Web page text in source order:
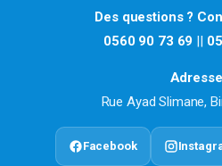
Des questions ?
0560 90 73 69 ||
Rue Ayad Slimane,
Facebook